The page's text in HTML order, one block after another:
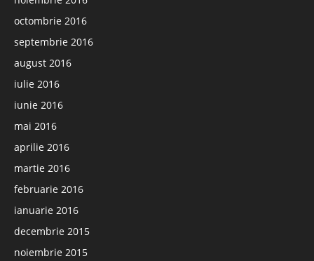
octombrie 2016
septembrie 2016
august 2016
iulie 2016
iunie 2016
mai 2016
aprilie 2016
martie 2016
februarie 2016
ianuarie 2016
decembrie 2015
noiembrie 2015